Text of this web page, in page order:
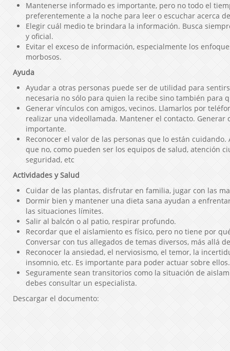
Mantenerse informado es importante, pero no todo el
preferentemente a la noche para leer o escuchar acerca
Elegir cuál medio te brindara la información. Busca
y oficial.
Evitar el exceso de información, especialmente los
morbosos.
Ayuda
Ayudar a otras personas puede ser de utilidad para
necesaria no sólo para quien la recibe sino también para
Generar vínculos con amigos, vecinos. Llamarlos por
realizar una videollamada. Mantener el contacto. Generar
importante.
Reconocer el valor de las personas que lo están cuidando.
que no, como pueden ser los equipos de salud, atención
seguridad, etc
Actividades y Salud
Cuidar de las plantas, disfrutar en familia, jugar con las
Dormir bien y mantener una dieta sana ayudan a
las situaciones límites.
Salir al balcón o al patio, respirar profundo.
Recordar que el aislamiento es físico, pero no tiene por
Conversar con tus allegados de temas diversos, más allá
Reconocer la ansiedad, el nerviosismo, el temor, la
insomnio, etc. Es importante para poder actuar sobre ellos.
Seguramente sean transitorios como la situación de
debes consultar un especialista.
Descargar el documento: